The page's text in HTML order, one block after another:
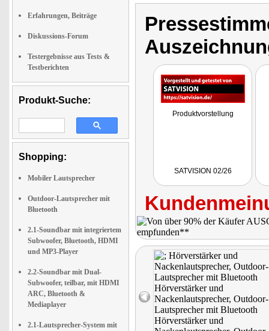
Erfahrungen, Beiträge
Diskussions-Forum
Testergebnisse aus Tests &
Testberichten
Produkt-Suche:
Shopping:
Mobiler Lautsprecher
Outdoor-Lautsprecher mit
Bluetooth
2.1-Soundbar mit integriertem
Subwoofer, Bluetooth, HDMI
und MP3-Player
2.2-Soundbar mit Dual-
Subwoofer, teilbar, mit HDMI
ARC, Bluetooth &
Mediaplayer
2.1-Lautsprecher-System mit
Produktvorstellung
SATVISION 02/26